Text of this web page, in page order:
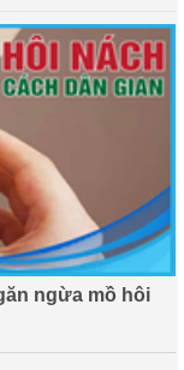
ngừa mồ hôi